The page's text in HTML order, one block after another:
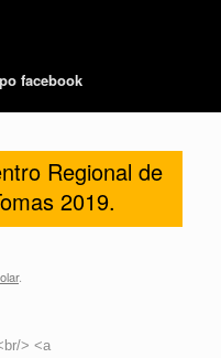
facebook
Regional de
2019.
.
> <a